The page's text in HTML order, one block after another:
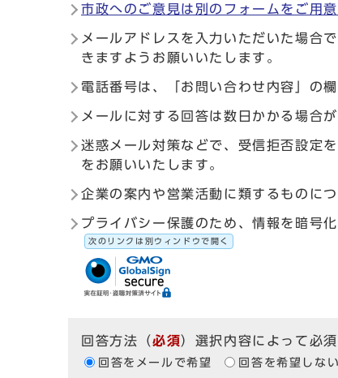
市政へのご意見は別のフォームをご用
メールアドレスを入力いただいた場合
きますようお願いいたします。
電話番号は、「お問い合わせ内容」の
メールに対する回答は数日かかる場合
迷惑メール対策などで、受信拒否設定
をお願いいたします。
企業の案内や営業活動に類するものに
プライバシー保護のため、情報を暗
次のリンクは別ウィンドウで開く
回答方法 （必須）選択内容によって必
回答をメールで希望 回答を希望しない